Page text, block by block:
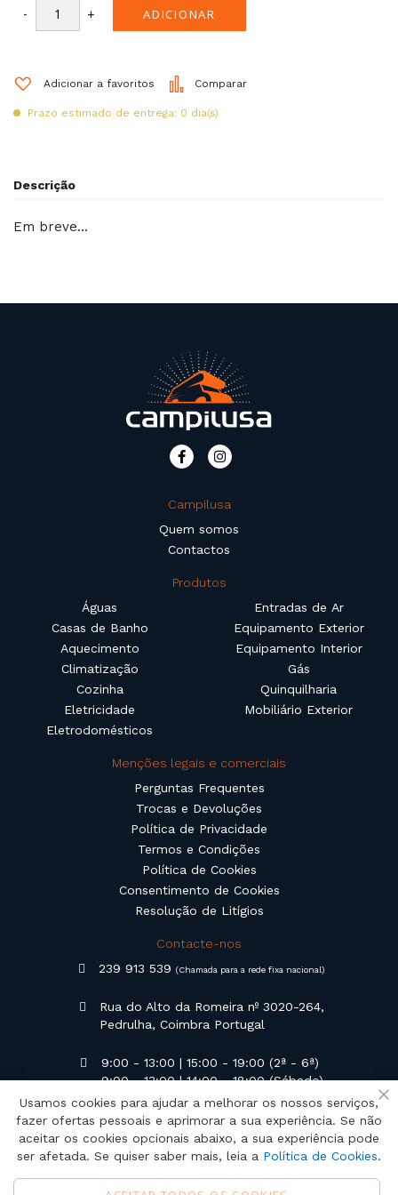
- + ADICIONAR
Adicionar a favoritos Comparar
Prazo estimado de entrega: 0 dia(s)
Descrição
Em breve…
Campilusa
Quem somos
Contactos
Produtos
Águas
Casas de Banho
Aquecimento
Climatização
Cozinha
Eletricidade
Eletrodomésticos
Entradas de Ar
Equipamento Exterior
Equipamento Interior
Gás
Quinquilharia
Mobiliário Exterior
Menções legais e comerciais
Perguntas Frequentes
Trocas e Devoluções
Política de Privacidade
Termos e Condições
Política de Cookies
Consentimento de Cookies
Resolução de Litígios
Contacte-nos
239 913 539(Chamada para a rede fixa nacional)
Rua do Alto da Romeira nº 3020-264,
Pedrulha, Coimbra Portugal
9:00 - 13:00 | 15:00 - 19:00 (2ª - 6ª)
9:00 - 13:00 | 14:00 - 18:00 (Sábado)
geral@campilusa.pt
Usamos cookies para ajudar a melhorar os nossos serviços,
fazer ofertas pessoais e aprimorar a sua experiência. Se não
aceitar os cookies opcionais abaixo, a sua experiência pode
ser afetada. Se quiser saber mais, leia a Política de Cookies.